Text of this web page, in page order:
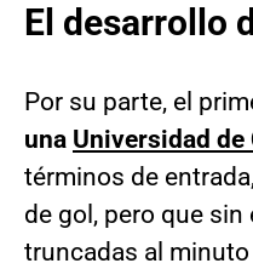
El desarrollo
Por su parte, el
una Universidad de
términos de
de gol, pero que
truncadas al minuto